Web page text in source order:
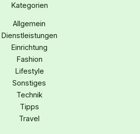
Kategorien
Allgemein
Dienstleistungen
Einrichtung
Fashion
Lifestyle
Sonstiges
Technik
Tipps
Travel